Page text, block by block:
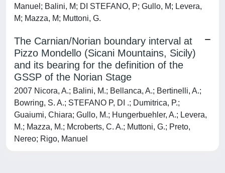
Manuel; Balini, M; DI STEFANO, P; Gullo, M; Levera,
M; Mazza, M; Muttoni, G.
The Carnian/Norian boundary interval at
Pizzo Mondello (Sicani Mountains, Sicily)
and its bearing for the definition of the
GSSP of the Norian Stage
2007 Nicora, A.; Balini, M.; Bellanca, A.; Bertinelli, A.;
Bowring, S. A.; STEFANO P, DI .; Dumitrica, P.;
Guaiumi, Chiara; Gullo, M.; Hungerbuehler, A.; Levera,
M.; Mazza, M.; Mcroberts, C. A.; Muttoni, G.; Preto,
Nereo; Rigo, Manuel